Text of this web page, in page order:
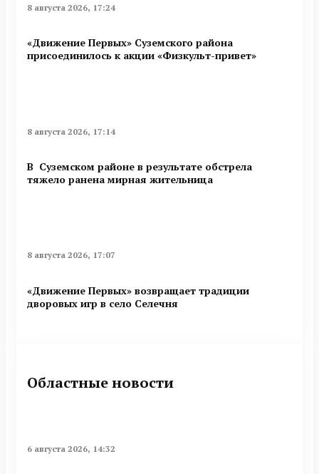
8 августа 2026, 17:24
«Движение Первых» Суземского района
присоединилось к акции «Физкульт-привет»
8 августа 2026, 17:14
В Суземском районе в результате обстрела
тяжело ранена мирная жительница
8 августа 2026, 17:07
«Движение Первых» возвращает традиции
дворовых игр в село Селечня
Областные новости
6 августа 2026, 14:32